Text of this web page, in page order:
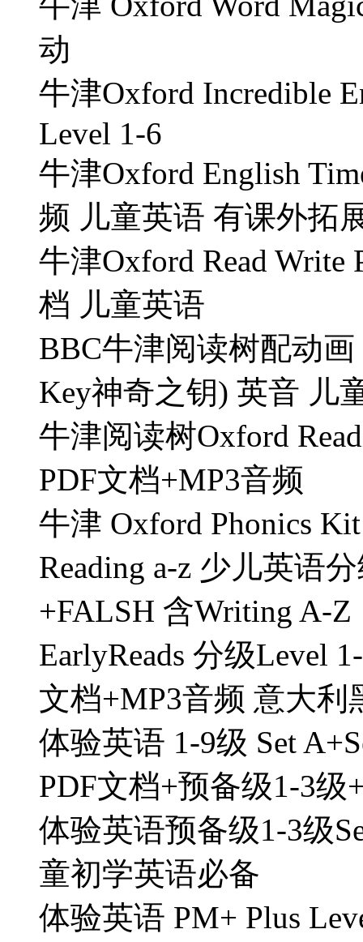
动
牛津Oxford Incredible
Level 1-6
牛津Oxford English
频 儿童英语 有课外拓
牛津Oxford Read Write
档 儿童英语
BBC牛津阅读树配动画
Key神奇之钥) 英音 儿
牛津阅读树Oxford
PDF文档+MP3音频
牛津 Oxford Phonics
Reading a-z 少儿英语
+FALSH 含Writing A-Z
EarlyReads 分级Level
文档+MP3音频 意大利
体验英语 1-9级 Set
PDF文档+预备级1-3
体验英语预备级1-3级
童初学英语必备
体验英语 PM+ Plus